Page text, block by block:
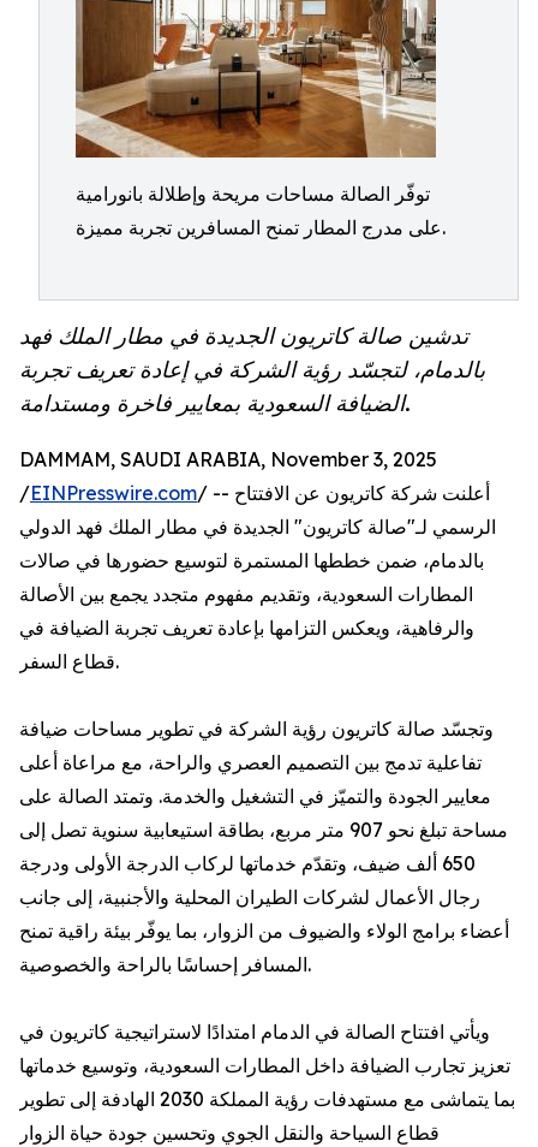
توفّر الصالة مساحات مريحة وإطلالة بانورامية
على مدرج المطار تمنح المسافرين تجربة مميزة.
تدشين صالة كاتريون الجديدة في مطار الملك فهد
بالدمام، لتجسّد رؤية الشركة في إعادة تعريف تجربة
الضيافة السعودية بمعايير فاخرة ومستدامة.
DAMMAM, SAUDI ARABIA, November 3, 2025
/EINPresswire.com/ -- أعلنت شركة كاتريون عن الافتتاح
الرسمي لـ"صالة كاتريون" الجديدة في مطار الملك فهد الدولي
بالدمام، ضمن خططها المستمرة لتوسيع حضورها في صالات
المطارات السعودية، وتقديم مفهوم متجدد يجمع بين الأصالة
والرفاهية، ويعكس التزامها بإعادة تعريف تجربة الضيافة في
قطاع السفر.
وتجسّد صالة كاتريون رؤية الشركة في تطوير مساحات ضيافة
تفاعلية تدمج بين التصميم العصري والراحة، مع مراعاة أعلى
معايير الجودة والتميّز في التشغيل والخدمة. وتمتد الصالة على
مساحة تبلغ نحو 907 متر مربع، بطاقة استيعابية سنوية تصل إلى
650 ألف ضيف، وتقدّم خدماتها لركاب الدرجة الأولى ودرجة
رجال الأعمال لشركات الطيران المحلية والأجنبية، إلى جانب
أعضاء برامج الولاء والضيوف من الزوار، بما يوفّر بيئة راقية تمنح
المسافر إحساسًا بالراحة والخصوصية.
ويأتي افتتاح الصالة في الدمام امتدادًا لاستراتيجية كاتريون في
تعزيز تجارب الضيافة داخل المطارات السعودية، وتوسيع خدماتها
بما يتماشى مع مستهدفات رؤية المملكة 2030 الهادفة إلى تطوير
قطاع السياحة والنقل الجوي وتحسين جودة حياة الزوار